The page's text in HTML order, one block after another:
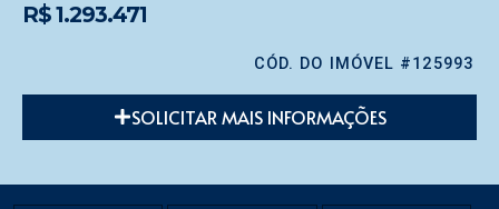
R$ 1.293.471
CÓD. DO IMÓVEL #125993
SOLICITAR MAIS INFORMAÇÕES